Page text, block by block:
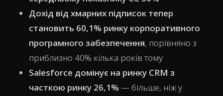
Дохід від хмарних підписок тепер
становить 60,1% ринку корпоративного
програмного забезпечення, порівняно з
приблизно 40% кілька років тому
Salesforce домінує на ринку CRM з
часткою ринку 26,1% — більше, ніж у